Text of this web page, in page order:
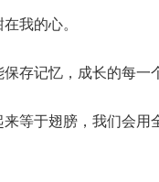
我的心。
存记忆，成长的每一
等于翅膀，我们会